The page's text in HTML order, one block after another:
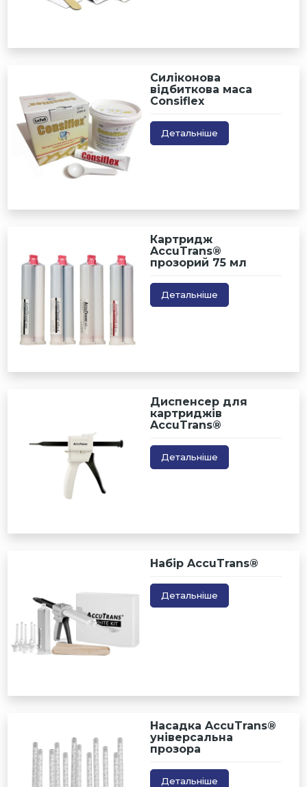
Силіконова
відбиткова маса
Consiflex
Детальніше
Картридж
AccuTrans®
прозорий 75 мл
Детальніше
Диспенсер для
картриджів
AccuTrans®
Детальніше
Набір AccuTrans®
Детальніше
Насадка AccuTrans®
універсальна
прозора
Детальніше